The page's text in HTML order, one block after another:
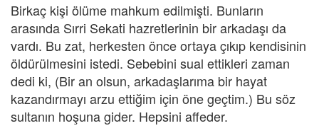
Birkaç kişi ölüme mahkum edilmişti. Bunların
arasında Sırri Sekati hazretlerinin bir arkadaşı da
vardı. Bu zat, herkesten önce ortaya çıkıp kendisinin
öldürülmesini istedi. Sebebini sual ettikleri zaman
dedi ki, (Bir an olsun, arkadaşlarıma bir hayat
kazandırmayı arzu ettiğim için öne geçtim.) Bu söz
sultanın hoşuna gider. Hepsini affeder.